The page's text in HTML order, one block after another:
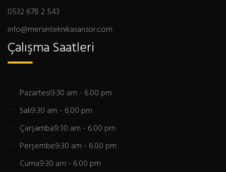
0532 678 2 543
info@mersinteknikasansor.com
Çalışma Saatleri
Pazartesi9:30 am - 6.00 pm
Salı9:30 am - 6.00 pm
Çarşamba9:30 am - 6.00 pm
Perşembe9:30 am - 6.00 pm
Cuma9:30 am - 6.00 pm